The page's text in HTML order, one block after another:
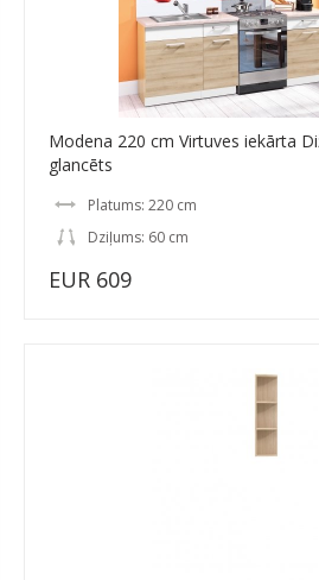
Modena 220 cm Virtuves iekārta
glancēts
Platums: 220 cm
Dziļums: 60 cm
EUR 609